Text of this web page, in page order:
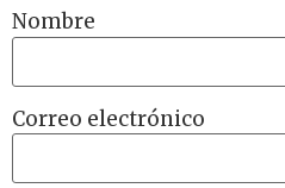
Nombre
Correo electrónico